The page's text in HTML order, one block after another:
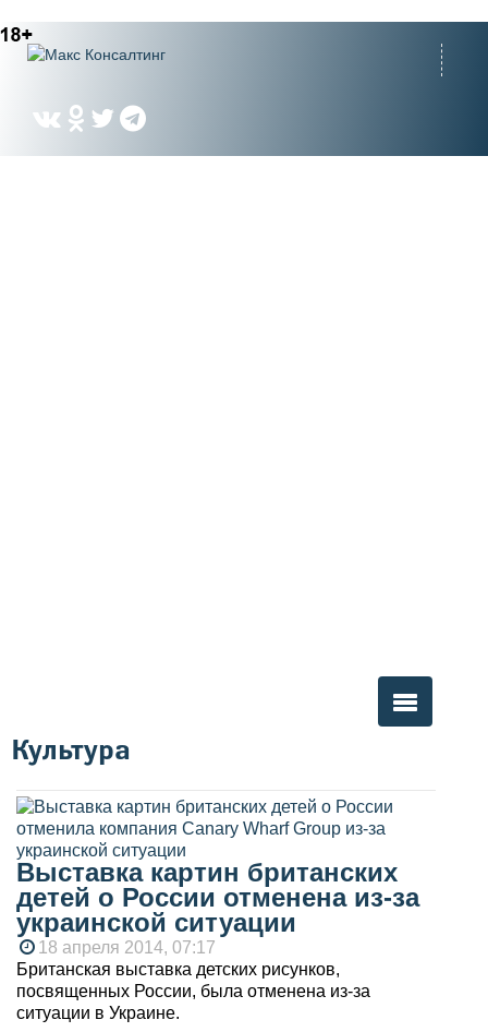
Вы здесь
Культура
Выставка картин британских
детей о России отменена из-за
украинской ситуации
18 апреля 2014, 07:17
Британская выставка детских рисунков,
посвященных России, была отменена из-за
ситуации в Украине.